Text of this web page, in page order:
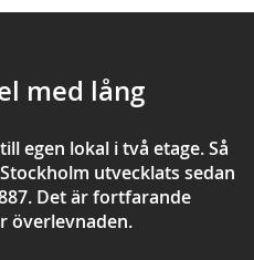
med lång
egen lokal i två etage. Så
utvecklats sedan
Det är fortfarande
överlevnaden.